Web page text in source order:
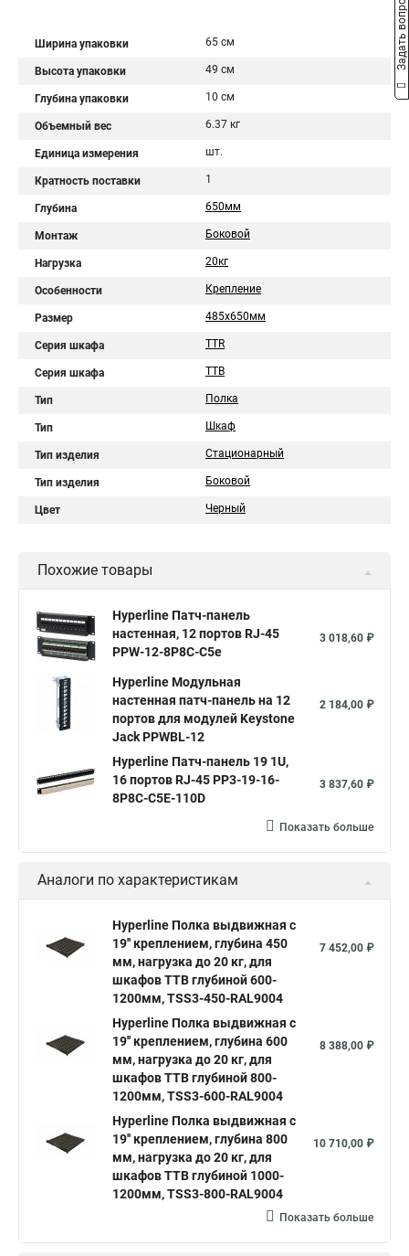
Ширина упаковки 65 см
Высота упаковки 49 см
Глубина упаковки 10 см
Объемный вес 6.37 кг
Единица измерения шт.
Кратность поставки 1
Глубина 650мм
Монтаж Боковой
Нагрузка 20кг
Особенности Крепление
Размер 485х650мм
Серия шкафа TTR
Серия шкафа TTB
Тип Полка
Тип Шкаф
Тип изделия Стационарный
Тип изделия Боковой
Цвет Черный
Похожие товары
Hyperline Патч-панель
настенная, 12 портов RJ-45
PPW-12-8P8C-C5e
3 018,60 ₽
Hyperline Модульная
настенная патч-панель на 12
портов для модулей Keystone
Jack PPWBL-12
2 184,00 ₽
Hyperline Патч-панель 19 1U,
16 портов RJ-45 PP3-19-16-
8P8C-C5E-110D
3 837,60 ₽
Показать больше
Аналоги по характеристикам
Hyperline Полка выдвижная c
19'' креплением, глубина 450
мм, нагрузка до 20 кг, для
шкафов TTB глубиной 600-
1200мм, TSS3-450-RAL9004
7 452,00 ₽
Hyperline Полка выдвижная c
19'' креплением, глубина 600
мм, нагрузка до 20 кг, для
шкафов TTB глубиной 800-
1200мм, TSS3-600-RAL9004
8 388,00 ₽
Hyperline Полка выдвижная c
19'' креплением, глубина 800
мм, нагрузка до 20 кг, для
шкафов TTB глубиной 1000-
1200мм, TSS3-800-RAL9004
10 710,00 ₽
Показать больше
Задать вопрос